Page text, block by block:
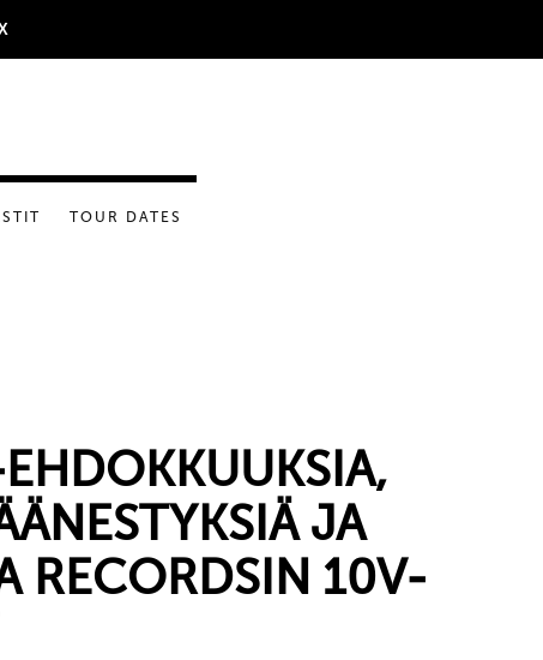
TOUR DATES
JA
RECORDSIN 10V-